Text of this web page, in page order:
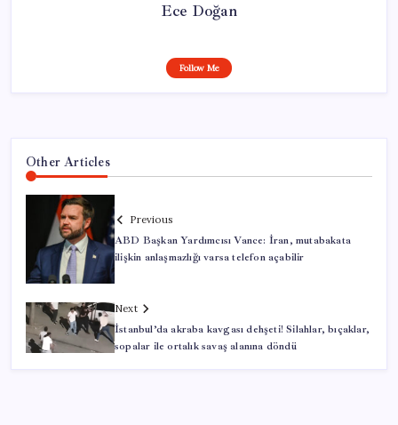
Ece Doğan
Follow Me
Other Articles
Previous
ABD Başkan Yardımcısı Vance: İran, mutabakata
ilişkin anlaşmazlığı varsa telefon açabilir
Next
İstanbul’da akraba kavgası dehşeti! Silahlar, bıçaklar,
sopalar ile ortalık savaş alanına döndü